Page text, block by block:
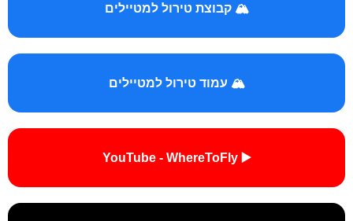
🏔️ קבוצת טירול למטיילים
🏔️ עמוד טירול למטיילים
▶️ YouTube - WhereToFly